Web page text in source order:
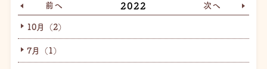
前へ 2022 次へ
10月（2）
7月（1）